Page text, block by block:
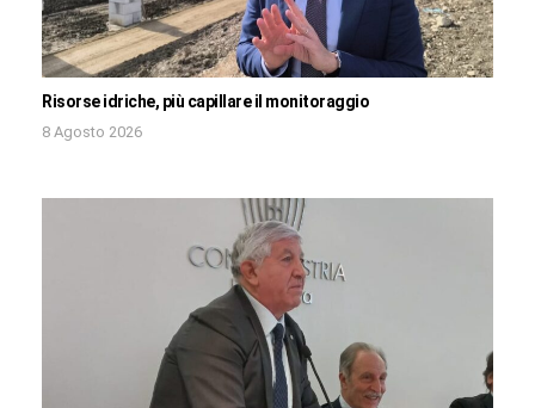
Risorse idriche, più capillare il monitoraggio
8 Agosto 2026